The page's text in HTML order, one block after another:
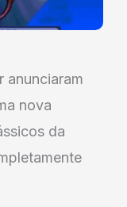
anunciaram
nova
da